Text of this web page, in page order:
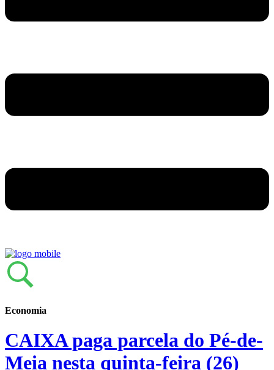
Economia
CAIXA paga parcela do Pé-de-
Meia nesta quinta-feira (26)